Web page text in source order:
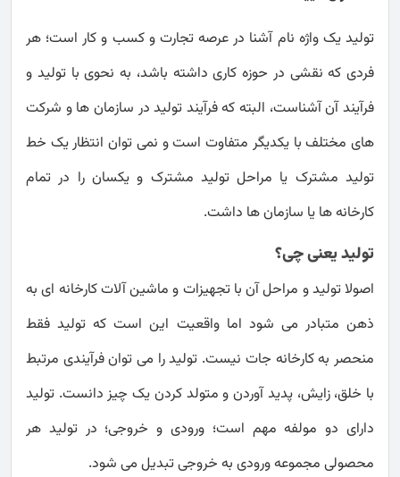
تولید یک واژه نام آشنا در عرصه تجارت و کسب و کار است؛ هر
فردی که نقشی در حوزه کاری داشته باشد، به نحوی با تولید و
فرآیند آن آشناست، البته که فرآیند تولید در سازمان ها و شرکت
های مختلف با یکدیگر متفاوت است و نمی توان انتظار یک خط
تولید مشترک یا مراحل تولید مشترک و یکسان را در تمام
کارخانه ها یا سازمان ها داشت.
تولید یعنی چی؟
اصولا تولید و مراحل آن با تجهیزات و ماشین آلات کارخانه ای به
ذهن متبادر می شود اما واقعیت این است که تولید فقط
منحصر به کارخانه جات نیست. تولید را می توان فرآیندی مرتبط
با خلق، زایش، پدید آوردن و متولد کردن یک چیز دانست. تولید
دارای دو مولفه مهم است؛ ورودی و خروجی؛ در تولید هر
محصولی مجموعه ورودی به خروجی تبدیل می شود.